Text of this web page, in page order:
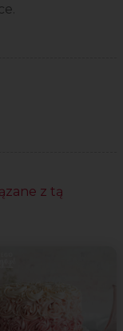
z tą